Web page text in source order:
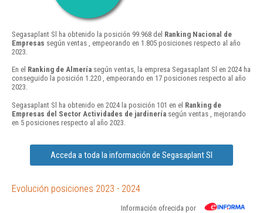
Segasaplant Sl ha obtenido la posición 99.968 del Ranking Nacional de
Empresas según ventas , empeorando en 1.805 posiciones respecto al año
2023.
En el Ranking de Almería según ventas, la empresa Segasaplant Sl en 2024 ha
conseguido la posición 1.220 , empeorando en 17 posiciones respecto al año
2023.
Segasaplant Sl ha obtenido en 2024 la posición 101 en el Ranking de
Empresas del Sector Actividades de jardinería según ventas , mejorando
en 5 posiciones respecto al año 2023.
Acceda a toda la información de Segasaplant Sl
Evolución posiciones 2023 - 2024
Información ofrecida por